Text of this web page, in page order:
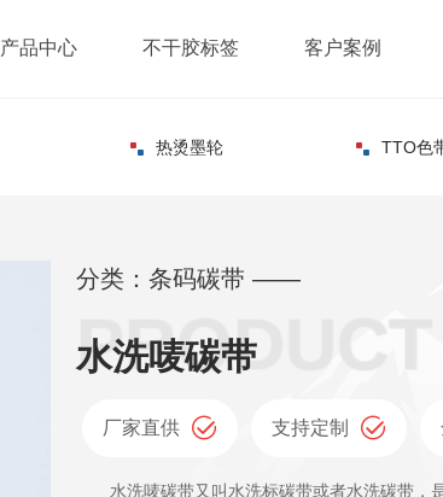
产品中心 不干胶标签 客户案例
热烫墨轮 TTO色
分类：条码碳带 ——
水洗唛碳带
厂家直供 支持定制
水洗唛碳带又叫水洗标碳带或者水洗碳带，是